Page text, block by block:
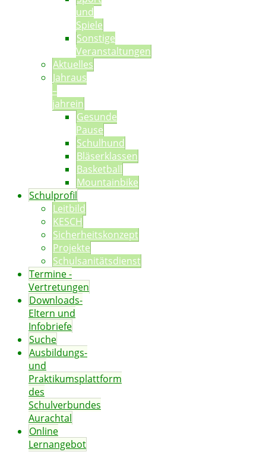
und
Spiele
Sonstige
Veranstaltungen
Aktuelles
Jahraus
–
jahrein
Gesunde
Pause
Schulhund
Bläserklassen
Basketball
Mountainbike
Schulprofil
Leitbild
KESCH
Sicherheitskonzept
Projekte
Schulsanitätsdienst
Termine -
Vertretungen
Downloads-
Eltern und
Infobriefe
Suche
Ausbildungs-
und
Praktikumsplattform
des
Schulverbundes
Aurachtal
Online
Lernangebot